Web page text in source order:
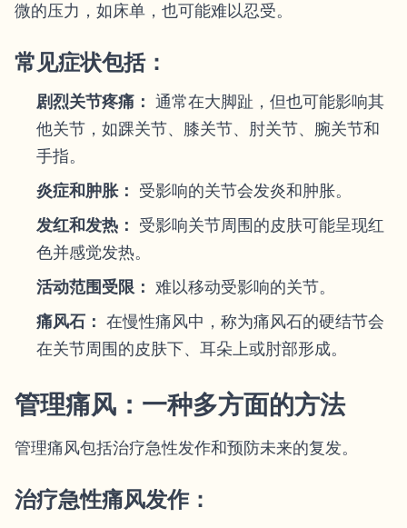
微的压力，如床单，也可能难以忍受。
常见症状包括：
剧烈关节疼痛： 通常在大脚趾，但也可能影响其
他关节，如踝关节、膝关节、肘关节、腕关节和
手指。
炎症和肿胀：
受影响的关节会发炎和肿胀。
发红和发热：
受影响关节周围的皮肤可能呈现红
色并感觉发热。
活动范围受限： 难以移动受影响的关节。
痛风石： 在慢性痛风中，称为痛风石的硬结节会
在关节周围的皮肤下、耳朵上或肘部形成。
管理痛风：一种多方面的方法
管理痛风包括治疗急性发作和预防未来的复发。
治疗急性痛风发作：